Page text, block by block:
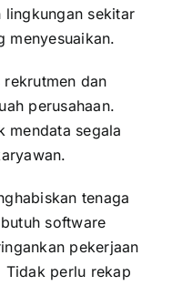
lingkungan sekitar
menyesuaikan.
dan
perusahaan.
mendata segala
tenaga
software
pekerjaan
Tidak perlu rekap